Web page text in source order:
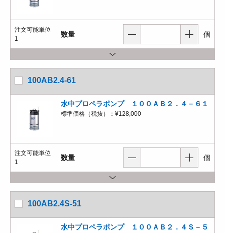
注文可能単位
1
数量 個
100AB2.4-61
水中プロペラポンプ １００ＡＢ２．４－６１
標準価格（税抜）： ¥128,000
注文可能単位
1
数量 個
100AB2.4S-51
水中プロペラポンプ １００ＡＢ２．４Ｓ－５